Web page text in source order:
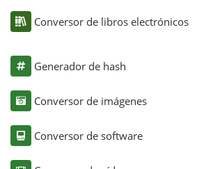
Conversor de libros electrónicos
Generador de hash
Conversor de imágenes
Conversor de software